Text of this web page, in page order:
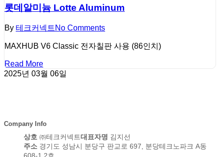
롯데알미늄 Lotte Aluminum
By 테크커넥트No Comments
MAXHUB V6 Classic 전자칠판 사용 (86인치)
Read More
2025년 03월 06일
Company Info
상호 ㈜테크커넥트대표자명 김지선
주소 경기도 성남시 분당구 판교로 697, 분당테크노파크 A동
608-1,2호